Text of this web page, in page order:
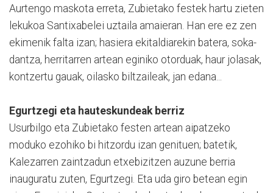
Aurtengo maskota erreta, Zubietako festek hartu zieten
lekukoa Santixabelei uztaila amaieran. Han ere ez zen
ekimenik falta izan; hasiera ekitaldiarekin batera, soka-
dantza, herritarren artean eginiko otorduak, haur jolasak,
kontzertu gauak, oilasko biltzaileak, jan edana...
Egurtzegi eta hauteskundeak berriz
Usurbilgo eta Zubietako festen artean aipatzeko
moduko ezohiko bi hitzordu izan genituen; batetik,
Kalezarren zaintzadun etxebizitzen auzune berria
inauguratu zuten, Egurtzegi. Eta uda giro betean egin